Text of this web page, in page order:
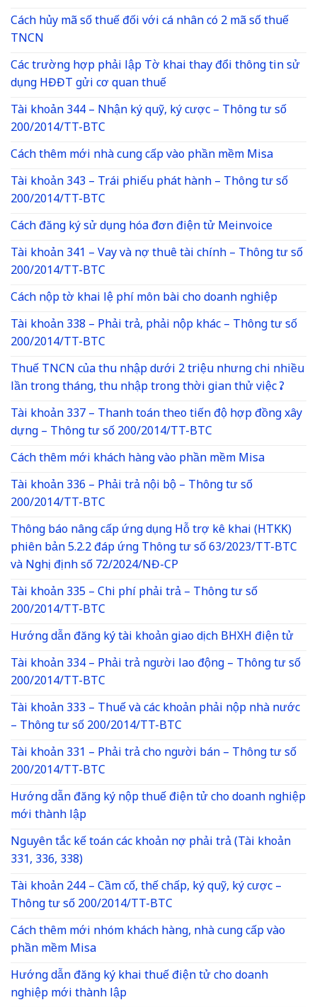
Cách hủy mã số thuế đối với cá nhân có 2 mã số thuế
TNCN
Các trường hợp phải lập Tờ khai thay đổi thông tin sử
dụng HĐĐT gửi cơ quan thuế
Tài khoản 344 – Nhận ký quỹ, ký cược – Thông tư số
200/2014/TT-BTC
Cách thêm mới nhà cung cấp vào phần mềm Misa
Tài khoản 343 – Trái phiếu phát hành – Thông tư số
200/2014/TT-BTC
Cách đăng ký sử dụng hóa đơn điện tử Meinvoice
Tài khoản 341 – Vay và nợ thuê tài chính – Thông tư số
200/2014/TT-BTC
Cách nộp tờ khai lệ phí môn bài cho doanh nghiệp
Tài khoản 338 – Phải trả, phải nộp khác – Thông tư số
200/2014/TT-BTC
Thuế TNCN của thu nhập dưới 2 triệu nhưng chi nhiều
lần trong tháng, thu nhập trong thời gian thử việc ?
Tài khoản 337 – Thanh toán theo tiến độ hợp đồng xây
dựng – Thông tư số 200/2014/TT-BTC
Cách thêm mới khách hàng vào phần mềm Misa
Tài khoản 336 – Phải trả nội bộ – Thông tư số
200/2014/TT-BTC
Thông báo nâng cấp ứng dụng Hỗ trợ kê khai (HTKK)
phiên bản 5.2.2 đáp ứng Thông tư số 63/2023/TT-BTC
và Nghị định số 72/2024/NĐ-CP
Tài khoản 335 – Chi phí phải trả – Thông tư số
200/2014/TT-BTC
Hướng dẫn đăng ký tài khoản giao dịch BHXH điện tử
Tài khoản 334 – Phải trả người lao động – Thông tư số
200/2014/TT-BTC
Tài khoản 333 – Thuế và các khoản phải nộp nhà nước
– Thông tư số 200/2014/TT-BTC
Tài khoản 331 – Phải trả cho người bán – Thông tư số
200/2014/TT-BTC
Hướng dẫn đăng ký nộp thuế điện tử cho doanh nghiệp
mới thành lập
Nguyên tắc kế toán các khoản nợ phải trả (Tài khoản
331, 336, 338)
Tài khoản 244 – Cầm cố, thế chấp, ký quỹ, ký cược –
Thông tư số 200/2014/TT-BTC
Cách thêm mới nhóm khách hàng, nhà cung cấp vào
phần mềm Misa
Hướng dẫn đăng ký khai thuế điện tử cho doanh
nghiệp mới thành lập